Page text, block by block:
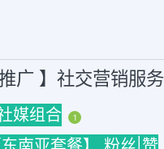
广 】社交营销服
媒组合 1